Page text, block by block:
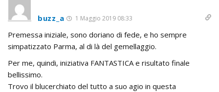
buzz_a 1 Maggio 2019 08:33
Premessa iniziale, sono doriano di fede, e ho sempre
simpatizzato Parma, al di là del gemellaggio.
Per me, quindi, iniziativa FANTASTICA e risultato finale
bellissimo.
Trovo il blucerchiato del tutto a suo agio in questa